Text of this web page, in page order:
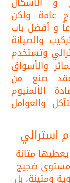
عامة ولكن
و أفضل باب
والصيانة
وتستخدم
والأسواق
فقد صنع من
الألمنيوم
والعوامل
استرالي
متانة
مستوى ضجيج
ومتينة، بل